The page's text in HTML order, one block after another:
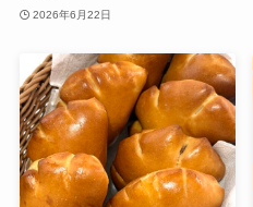
2026年6月22日